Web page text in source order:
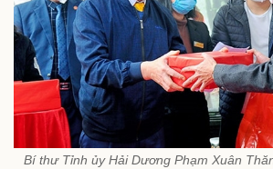
Bí thư Tỉnh ủy Hải Dương Phạm Xuân